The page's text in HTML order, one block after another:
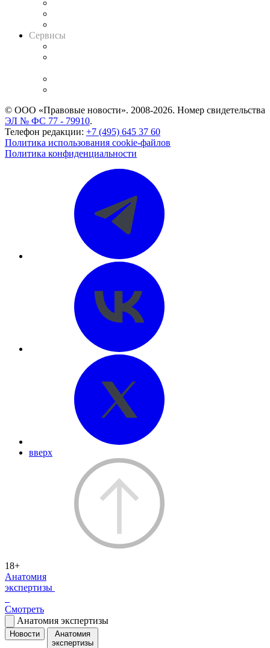
Сервисы
© ООО «Правовые новости». 2008-2026. Номер свидетельства
ЭЛ № ФС 77 - 79910.
Телефон редакции: +7 (495) 645 37 60
Политика использования cookie-файлов
Политика конфиденциальности
вверх
18+
Анатомия
экспертизы
Смотреть
Анатомия экспертизы
Новости
Анатомия
экспертизы